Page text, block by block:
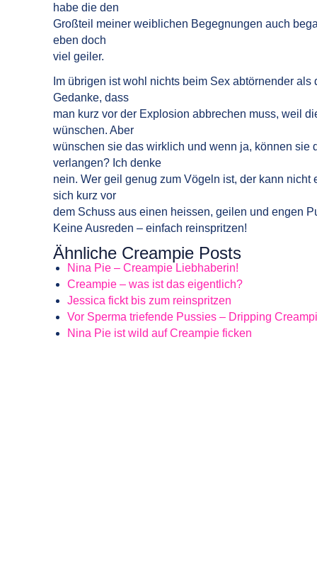
habe die den
Großteil meiner weiblichen Begegnungen auch
eben doch
viel geiler.
Im übrigen ist wohl nichts beim Sex abtörnender als
Gedanke, dass
man kurz vor der Explosion abbrechen muss, weil
wünschen. Aber
wünschen sie das wirklich und wenn ja, können sie
verlangen? Ich denke
nein. Wer geil genug zum Vögeln ist, der kann nicht
sich kurz vor
dem Schuss aus einen heissen, geilen und engen
Keine Ausreden – einfach reinspritzen!
Ähnliche Creampie Posts
Nina Pie – Creampie Liebhaberin!
Creampie – was ist das eigentlich?
Jessica fickt bis zum reinspritzen
Vor Sperma triefende Pussies – Dripping
Nina Pie ist wild auf Creampie ficken